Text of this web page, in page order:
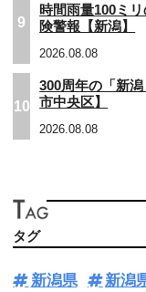
9
時間雨量100ミ
険警報【新潟】
2026.08.08
10
300周年の「新
市中央区】
2026.08.08
タグ
新潟県 新潟